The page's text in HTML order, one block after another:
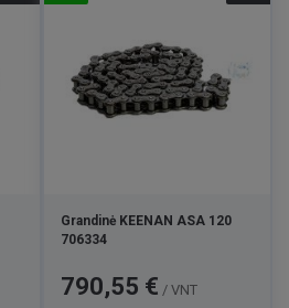
Grandinė KEENAN ASA 120
706334
Kaina
790,55 € / VNT